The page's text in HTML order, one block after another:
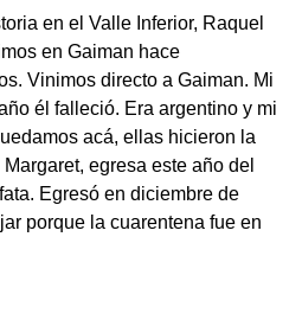
en el Valle Inferior, Raquel
en Gaiman hace
Vinimos directo a Gaiman. Mi
él falleció. Era argentino y mi
acá, ellas hicieron la
egresa este año del
Egresó en diciembre de
porque la cuarentena fue en